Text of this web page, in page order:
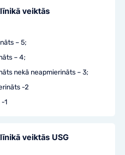
veiktās
– 5;
– 4;
nekā neapmierināts – 3;
-2
1
veiktās USG